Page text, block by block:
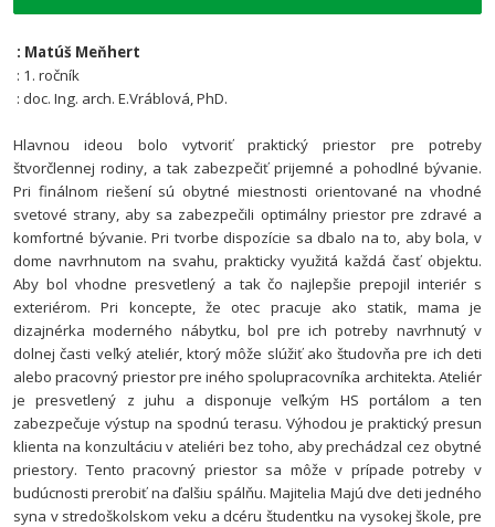
: Matúš Meňhert
: 1. ročník
: doc. Ing. arch. E.Vráblová, PhD.
Hlavnou ideou bolo vytvoriť praktický priestor pre potreby
štvorčlennej rodiny, a tak zabezpečiť prijemné a pohodlné bývanie.
Pri finálnom riešení sú obytné miestnosti orientované na vhodné
svetové strany, aby sa zabezpečili optimálny priestor pre zdravé a
komfortné bývanie.Pri tvorbe dispozície sa dbalo na to, aby bola, v
dome navrhnutom na svahu, prakticky využitá každá časť objektu.
Aby bol vhodne presvetlený a tak čo najlepšie prepojil interiér s
exteriérom.Pri koncepte, že otec pracuje ako statik, mama je
dizajnérka moderného nábytku, bol pre ich potreby navrhnutý v
dolnej časti veľký ateliér, ktorý môže slúžiť ako študovňa pre ich deti
alebo pracovný priestor pre iného spolupracovníka architekta. Ateliér
je presvetlený z juhu a disponuje veľkým HS portálom a ten
zabezpečuje výstup na spodnú terasu. Výhodou je praktický presun
klienta na konzultáciu v ateliéri bez toho, aby prechádzal cez obytné
priestory. Tento pracovný priestor sa môže v prípade potreby v
budúcnosti prerobiť na ďalšiu spálňu. Majitelia Majú dve deti jedného
syna v stredoškolskom veku a dcéru študentku na vysokej škole, pre